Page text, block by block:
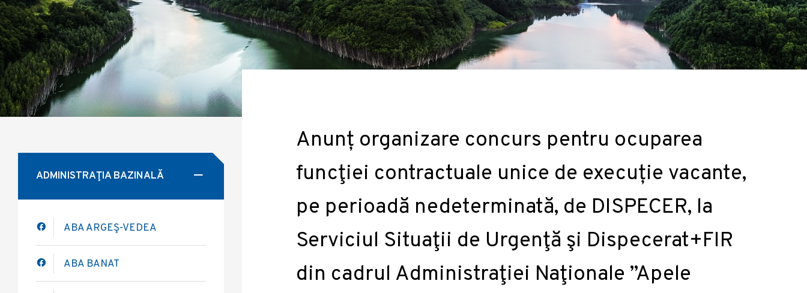
Anunț organizare concurs pentru ocuparea
funcţiei contractuale unice de execuție vacante,
pe perioadă nedeterminată, de DISPECER, la
Serviciul Situaţii de Urgenţă şi Dispecerat+FIR
din cadrul Administraţiei Naţionale ”Apele
ADMINISTRAŢIA BAZINALĂ
ABA ARGEŞ-VEDEA
ABA BANAT